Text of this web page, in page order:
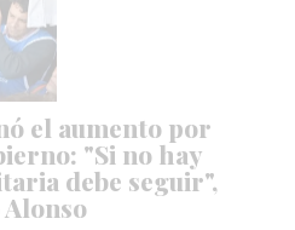
el aumento por
"Si no hay
debe seguir",